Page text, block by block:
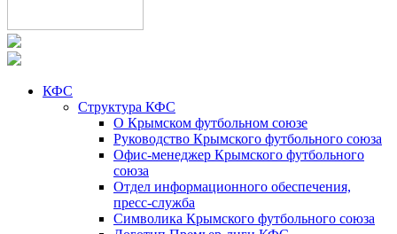
КФС
Структура КФС
О Крымском футбольном союзе
Руководство Крымского футбольного союза
Офис-менеджер Крымского футбольного
союза
Отдел информационного обеспечения,
пресс-служба
Символика Крымского футбольного союза